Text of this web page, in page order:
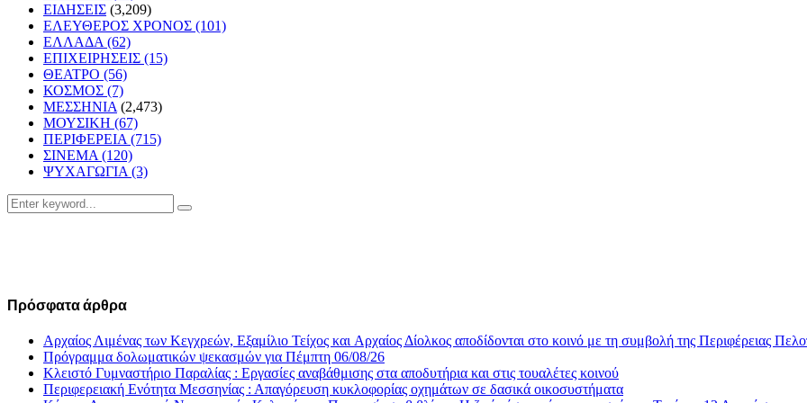
ΕΙΔΗΣΕΙΣ (3,209)
ΕΛΕΥΘΕΡΟΣ ΧΡΟΝΟΣ (101)
ΕΛΛΑΔΑ (62)
ΕΠΙΧΕΙΡΗΣΕΙΣ (15)
ΘΕΑΤΡΟ (56)
ΚΟΣΜΟΣ (7)
ΜΕΣΣΗΝΙΑ (2,473)
ΜΟΥΣΙΚΗ (67)
ΠΕΡΙΦΕΡΕΙΑ (715)
ΣΙΝΕΜΑ (120)
ΨΥΧΑΓΩΓΙΑ (3)
Search
for:
Search
Πρόσφατα άρθρα
Αρχαίος Λιμένας των Κεγχρεών, Εξαμίλιο Τείχος και Aρχαίος Δίολκος αποδίδονται στο κοινό με τη συμβολή της Περιφέρειας
Πρόγραμμα δολωματικών ψεκασμών για Πέμπτη 06/08/26
Κλειστό Γυμναστήριο Παραλίας : Εργασίες αναβάθμισης στα αποδυτήρια και στις τουαλέτες κοινού
Περιφερειακή Ενότητα Μεσσηνίας : Απαγόρευση κυκλοφορίας οχημάτων σε δασικά οικοσυστήματα